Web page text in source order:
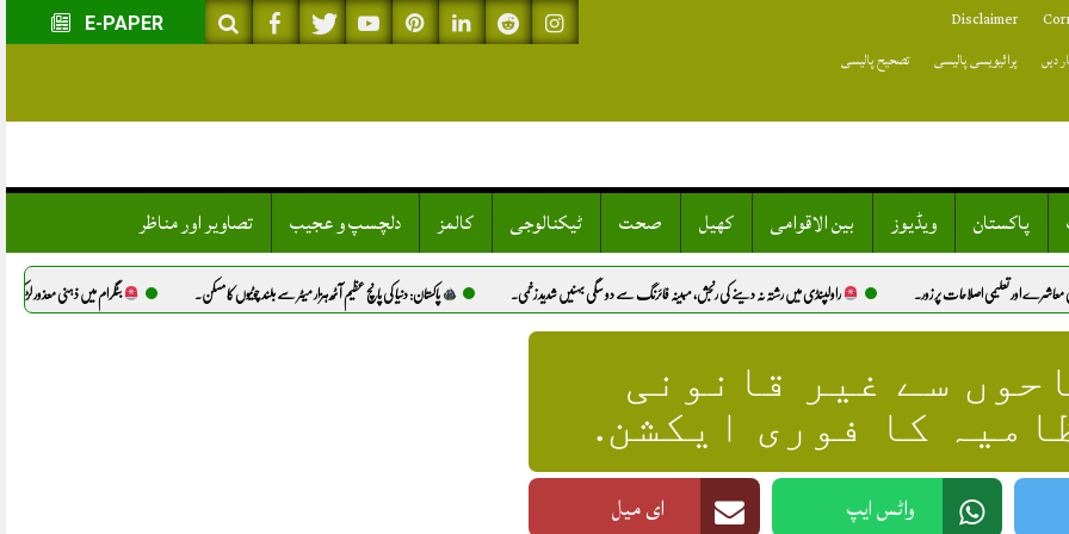
E-PAPER
Disclaimer
دیں پرائیویسی پالیسی
تصحیح پالیسی
پاکستان ویڈیوز بین الاقوامی کھیل صحت ٹیکنالوجی کالمز دلچسپ و عجیب تصاویر اور مناظر
راولپنڈی میں رشتہ نہ دینے کی رنجش، مبینہ فائرنگ سے دو سگی بہنیں شدید زخمی. پاکستان: دنیا کی پانچ عظیم آٹھ ہزار میٹر سے بلند چوٹیوں کا مسکن. بٹگرام میں ذہنی معذور لڑکی سے مبینہ زیادتی، دو ملزمان گرفتار.
سے غیر قانونی
کا فوری ایکشن.
واٹس ایپ ای میل